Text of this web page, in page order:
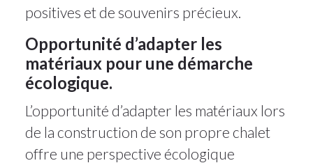
positives et de souvenirs précieux.
Opportunité d’adapter les
matériaux pour une démarche
écologique.
L’opportunité d’adapter les matériaux lors
de la construction de son propre chalet
offre une perspective écologique